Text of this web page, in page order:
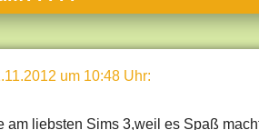
& Natur
& Politik
um 10:48 Uhr:
am liebsten Sims 3,weil es Spaß